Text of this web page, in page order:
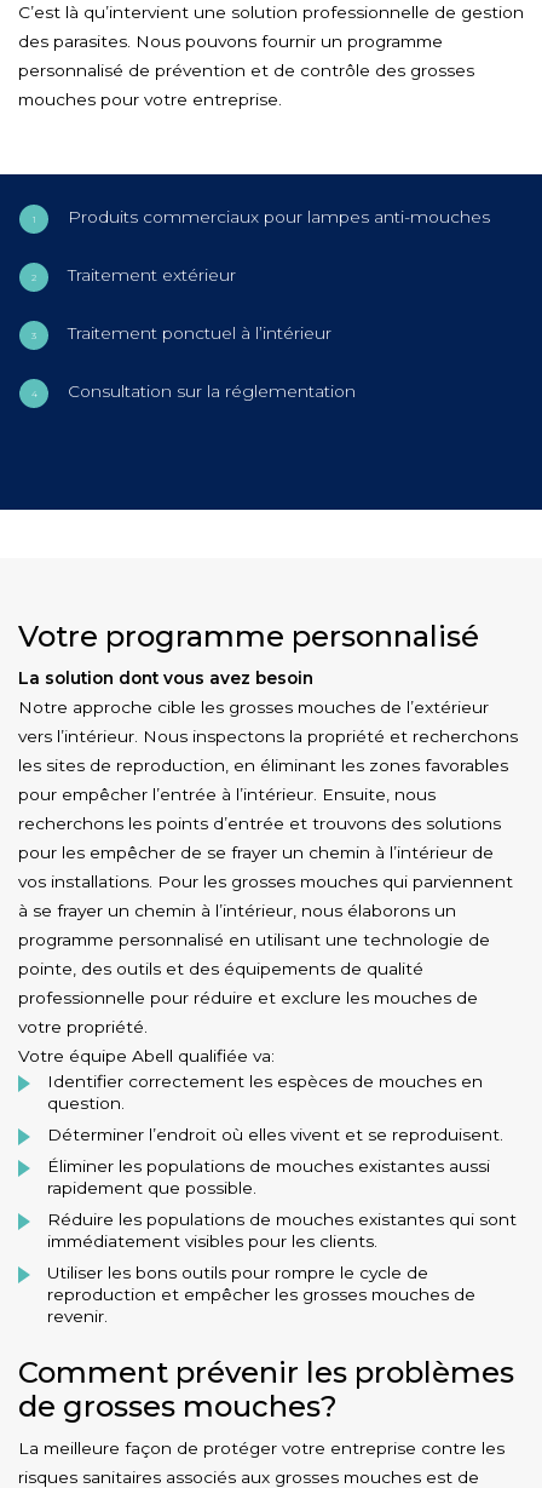
C’est là qu’intervient une solution professionnelle de gestion
des parasites. Nous pouvons fournir un programme
personnalisé de prévention et de contrôle des grosses
mouches pour votre entreprise.
Produits commerciaux pour lampes anti-mouches
Traitement extérieur
Traitement ponctuel à l’intérieur
Consultation sur la réglementation
Votre programme personnalisé
La solution dont vous avez besoin
Notre approche cible les grosses mouches de l’extérieur
vers l’intérieur. Nous inspectons la propriété et recherchons
les sites de reproduction, en éliminant les zones favorables
pour empêcher l’entrée à l’intérieur. Ensuite, nous
recherchons les points d’entrée et trouvons des solutions
pour les empêcher de se frayer un chemin à l’intérieur de
vos installations. Pour les grosses mouches qui parviennent
à se frayer un chemin à l’intérieur, nous élaborons un
programme personnalisé en utilisant une technologie de
pointe, des outils et des équipements de qualité
professionnelle pour réduire et exclure les mouches de
votre propriété.
Votre équipe Abell qualifiée va:
Identifier correctement les espèces de mouches en
question.
Déterminer l’endroit où elles vivent et se reproduisent.
Éliminer les populations de mouches existantes aussi
rapidement que possible.
Réduire les populations de mouches existantes qui sont
immédiatement visibles pour les clients.
Utiliser les bons outils pour rompre le cycle de
reproduction et empêcher les grosses mouches de
revenir.
Comment prévenir les problèmes
de grosses mouches?
La meilleure façon de protéger votre entreprise contre les
risques sanitaires associés aux grosses mouches est de